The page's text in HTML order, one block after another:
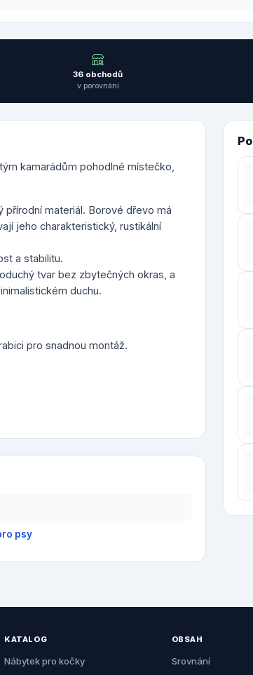
36 obchodů
v porovnání
kamarádům pohodlné místečko,
materiál. Borové dřevo má
jeho charakteristický, rustikální
a stabilitu.
tvar bez zbytečných okras, a
duchu.
pro snadnou montáž.
psy
KATALOG
Nábytek pro kočky
OBSAH
Srovnání